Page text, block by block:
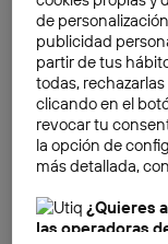
por poner un
luz de otros
exposiciones
alumno. Así
skills? ¿Cómo
de
publicidad
partir de tus
todas,
clicando en el
revocar tu
la opción de
más detallada,
¿Quieres
las operadoras